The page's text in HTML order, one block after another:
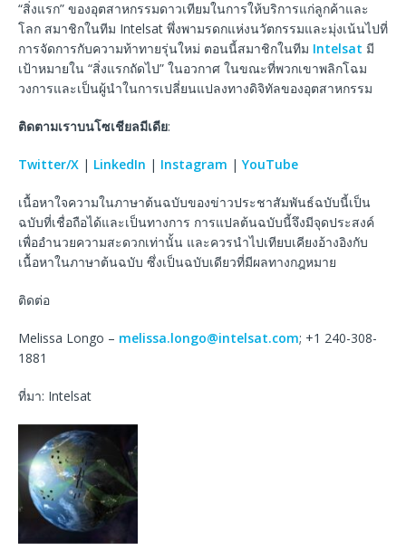
“สิ่งแรก” ของอุตสาหกรรมดาวเทียมในการให้บริการแก่ลูกค้าและ
โลก สมาชิกในทีม Intelsat พึ่งพามรดกแห่งนวัตกรรมและมุ่งเน้นไปที่
การจัดการกับความท้าทายรุ่นใหม่ ตอนนี้สมาชิกในทีม Intelsat มี
เป้าหมายใน “สิ่งแรกถัดไป” ในอวกาศ ในขณะที่พวกเขาพลิกโฉม
วงการและเป็นผู้นําในการเปลี่ยนแปลงทางดิจิทัลของอุตสาหกรรม
ติดตามเราบนโซเชียลมีเดีย:
Twitter/X | LinkedIn | Instagram |YouTube
เนื้อหาใจความในภาษาต้นฉบับของข่าวประชาสัมพันธ์ฉบับนี้เป็น
ฉบับที่เชื่อถือได้และเป็นทางการ การแปลต้นฉบับนี้จึงมีจุดประสงค์
เพื่ออำนวยความสะดวกเท่านั้น และควรนำไปเทียบเคียงอ้างอิงกับ
เนื้อหาในภาษาต้นฉบับ ซึ่งเป็นฉบับเดียวที่มีผลทางกฎหมาย
ติดต่อ
Melissa Longo – melissa.longo@intelsat.com; +1 240-308-
1881
ที่มา: Intelsat